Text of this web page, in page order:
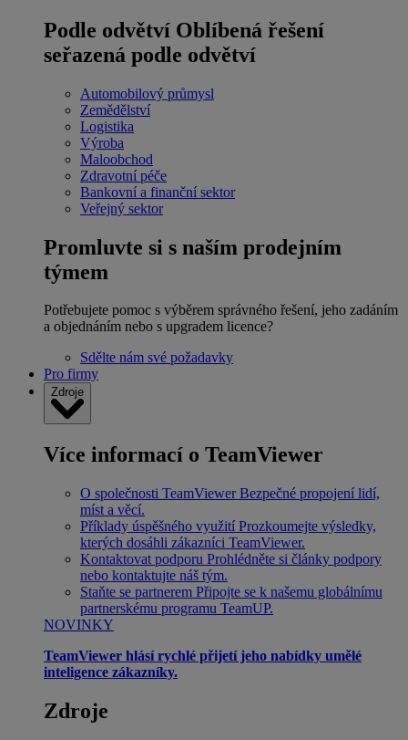
Podle odvětví Oblíbená řešení
seřazená podle odvětví
Automobilový průmysl
Zemědělství
Logistika
Výroba
Maloobchod
Zdravotní péče
Bankovní a finanční sektor
Veřejný sektor
Promluvte si s naším prodejním
týmem
Potřebujete pomoc s výběrem správného řešení, jeho zadáním
a objednáním nebo s upgradem licence?
Sdělte nám své požadavky
Pro firmy
Zdroje
Více informací o TeamViewer
O společnosti TeamViewer Bezpečné propojení lidí,
míst a věcí.
Příklady úspěšného využití Prozkoumejte výsledky,
kterých dosáhli zákazníci TeamViewer.
Kontaktovat podporu Prohlédněte si články podpory
nebo kontaktujte náš tým.
Staňte se partnerem Připojte se k našemu globálnímu
partnerskému programu TeamUP.
NOVINKY
TeamViewer hlásí rychlé přijetí jeho nabídky umělé
inteligence zákazníky.
Zdroje